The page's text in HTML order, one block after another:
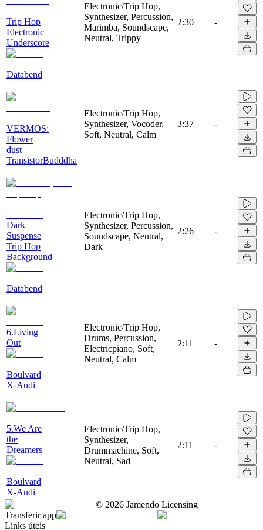
Trip Hop
Electronic
Underscore
Databend
Electronic/Trip Hop,
Synthesizer, Percussion,
Marimba, Soundscape,
Neutral, Trippy
2:30 -
VERMOS:
Flower
dust
TransistorBudddha
Electronic/Trip Hop,
Synthesizer, Vocoder,
Soft, Neutral, Calm
3:37 -
Dark
Suspense
Trip Hop
Background
Databend
Electronic/Trip Hop,
Synthesizer, Percussion,
Soundscape, Neutral,
Dark
2:26 -
6.Living
Out
Boulvard
X-Audi
Electronic/Trip Hop,
Drums, Percussion,
Electricpiano, Soft,
Neutral, Calm
2:11 -
5.We Are
the
Dreamers
Boulvard
X-Audi
Electronic/Trip Hop,
Synthesizer,
Drummachine, Soft,
Neutral, Sad
2:11 -
© 2026 Jamendo Licensing
Transferir app
Links úteis